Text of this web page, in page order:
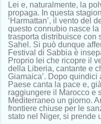
Lei e, naturalmente, la
propaga. In questa
‘Harmattan’, il vento del
questo connubio nasce
trasporta distribuisce con
Sahel. Si può dunque
Festival di Sabbia è
Proprio lei che ricopre il
della Liberia, cantante e
Giamaica’. Dopo
Paese canta la pace e,
raggiungere il Marocco e
Mediterraneo un giorno.
frontiere chiuse per le
stato nel Niger, si prende